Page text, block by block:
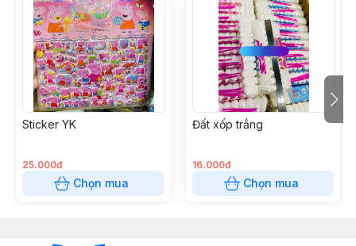
Sticker YK
25.000đ
Chọn mua
Đất xốp trắng
16.000đ
Chọn mua